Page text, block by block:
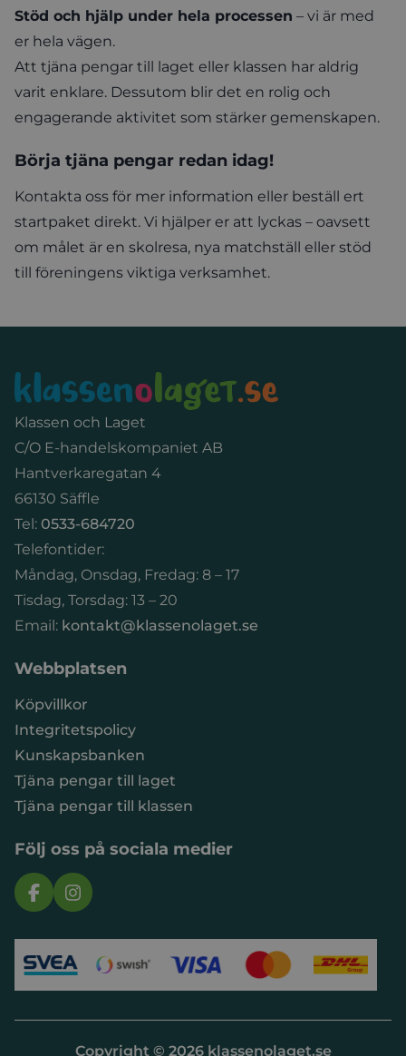
Stöd och hjälp under hela processen – vi är med
er hela vägen.
Att tjäna pengar till laget eller klassen har aldrig
varit enklare. Dessutom blir det en rolig och
engagerande aktivitet som stärker gemenskapen.
Börja tjäna pengar redan idag!
Kontakta oss för mer information eller beställ ert
startpaket direkt. Vi hjälper er att lyckas – oavsett
om målet är en skolresa, nya matchställ eller stöd
till föreningens viktiga verksamhet.
Klassen och Laget
C/O E-handelskompaniet AB
Hantverkaregatan 4
66130 Säffle
Tel: 0533-684720
Telefontider:
Måndag, Onsdag, Fredag: 8 – 17
Tisdag, Torsdag: 13 – 20
Email: kontakt@klassenolaget.se
Webbplatsen
Köpvillkor
Integritetspolicy
Kunskapsbanken
Tjäna pengar till laget
Tjäna pengar till klassen
Följ oss på sociala medier
Copyright © 2026 klassenolaget.se